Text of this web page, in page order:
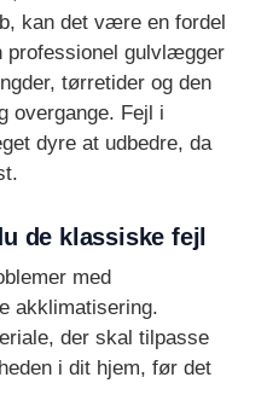
kan det være en fordel
professionel gulvlægger
tørretider og den
overgange. Fejl i
dyre at udbedre, da
de klassiske fejl
med
akklimatisering.
der skal tilpasse
i dit hjem, før det